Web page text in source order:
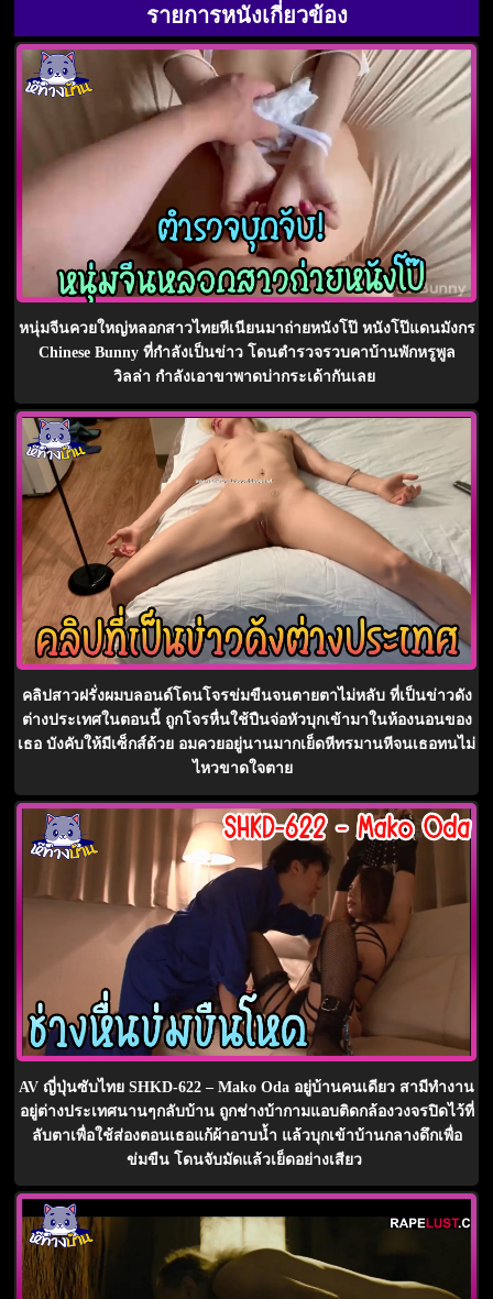
รายการหนังเกี่ยวข้อง
หนุ่มจีนควยใหญ่หลอกสาวไทยหีเนียนมาถ่ายหนังโป๊ หนังโป๊แดนมังกร
Chinese Bunny ที่กำลังเป็นข่าว โดนตำรวจรวบคาบ้านพักหรูพูล
วิลล่า กำลังเอาขาพาดบ่ากระเด้ากันเลย
คลิปสาวฝรั่งผมบลอนด์โดนโจรข่มขืนจนตายตาไม่หลับ ที่เป็นข่าวดัง
ต่างประเทศในตอนนี้ ถูกโจรหื่นใช้ปืนจ่อหัวบุกเข้ามาในห้องนอนของ
เธอ บังคับให้มีเซ็กส์ด้วย อมควยอยู่นานมากเย็ดหีทรมานหีจนเธอทนไม่
ไหวขาดใจตาย
AV ญี่ปุ่นซับไทย SHKD-622 – Mako Oda อยู่บ้านคนเดียว สามีทำงาน
อยู่ต่างประเทศนานๆกลับบ้าน ถูกช่างบ้ากามแอบติดกล้องวงจรปิดไว้ที่
ลับตาเพื่อใช้ส่องตอนเธอแก้ผ้าอาบน้ำ แล้วบุกเข้าบ้านกลางดึกเพื่อ
ข่มขืน โดนจับมัดแล้วเย็ดอย่างเสียว